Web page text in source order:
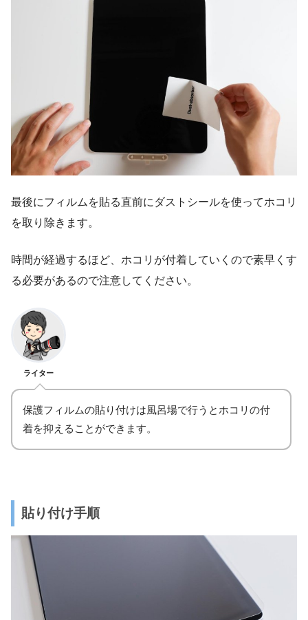
最後にフィルムを貼る直前にダストシールを使ってホコリ
を取り除きます。
時間が経過するほど、ホコリが付着していくので素早くす
る必要があるので注意してください。
ライター
保護フィルムの貼り付けは風呂場で行うとホコリの付
着を抑えることができます。
貼り付け手順